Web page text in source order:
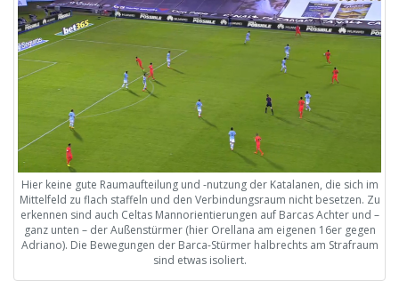
Hier keine gute Raumaufteilung und -nutzung der Katalanen, die sich im
Mittelfeld zu flach staffeln und den Verbindungsraum nicht besetzen. Zu
erkennen sind auch Celtas Mannorientierungen auf Barcas Achter und –
ganz unten – der Außenstürmer (hier Orellana am eigenen 16er gegen
Adriano). Die Bewegungen der Barca-Stürmer halbrechts am Strafraum
sind etwas isoliert.